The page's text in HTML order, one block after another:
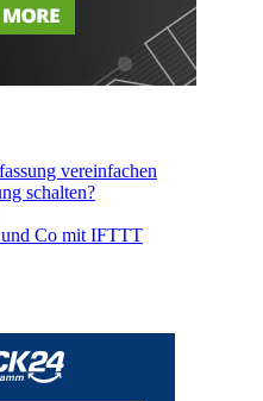
vereinfachen
schalten?
Co mit IFTTT